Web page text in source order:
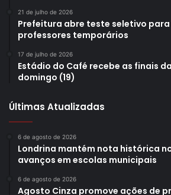
21 de julho de 2026
Prefeitura abre teste seletivo
professores temporários
17 de julho de 2026
Estádio do Café recebe as finais da
domingo (19)
Últimas Atualizadas
6 de agosto de 2026
Londrina mantém nota histórica
avanços em escolas municipais
6 de agosto de 2026
Agosto Cinza promove ações de